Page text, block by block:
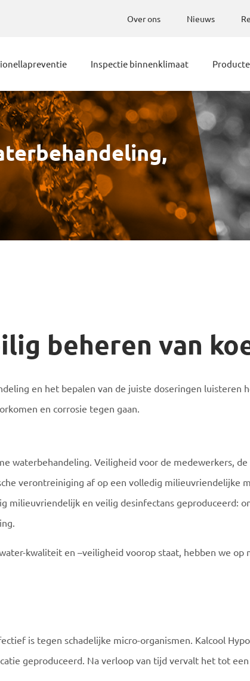
Over ons Nieuws
Inspectie binnenklimaat
beheren van
en het bepalen van de juiste doseringen luisteren
en corrosie tegen gaan.
waterbehandeling. Veiligheid voor de medewerkers,
verontreiniging af op een volledig milieuvriendelijke
en veilig desinfectans geproduceerd:
kwaliteit en –veiligheid voorop staat, hebben we
is tegen schadelijke micro-organismen. Kalcool
geproduceerd. Na verloop van tijd vervalt het tot